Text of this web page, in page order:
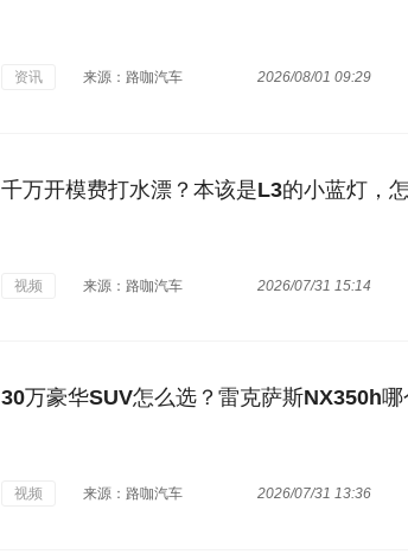
资讯 来源：路咖汽车 2026/08/01 09:29
千万开模费打水漂？本该是L3的小蓝灯，
视频 来源：路咖汽车 2026/07/31 15:14
30万豪华SUV怎么选？雷克萨斯NX350h哪
视频 来源：路咖汽车 2026/07/31 13:36